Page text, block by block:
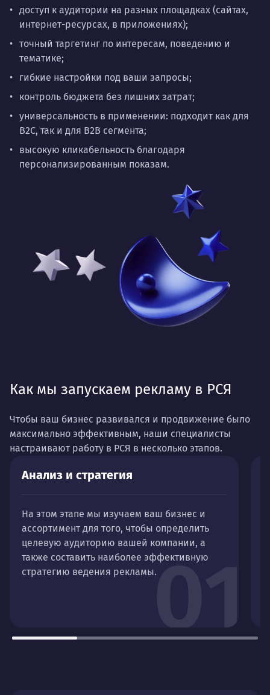
доступ к аудитории на разных площадках (сайтах,
интернет-ресурсах, в приложениях);
точный таргетинг по интересам, поведению и
тематике;
гибкие настройки под ваши запросы;
контроль бюджета без лишних затрат;
универсальность в применении: подходит как для
B2C, так и для B2B сегмента;
высокую кликабельность благодаря
персонализированным показам.
Как мы запускаем рекламу в РСЯ
Чтобы ваш бизнес развивался и продвижение было
максимально эффективным, наши специалисты
настраивают работу в РСЯ в несколько этапов.
01
Анализ и стратегия
На этом этапе мы изучаем ваш бизнес и
ассортимент для того, чтобы определить
целевую аудиторию вашей компании, а
также составить наиболее эффективную
стратегию ведения рекламы.